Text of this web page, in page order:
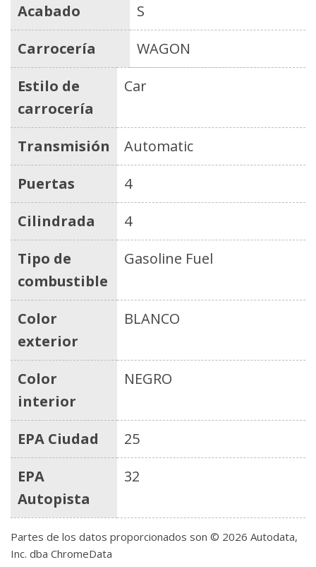
Acabado
S
Carrocería
WAGON
Estilo de
carrocería
Car
Transmisión
Automatic
Puertas
4
Cilindrada
4
Tipo de
combustible
Gasoline Fuel
Color
exterior
BLANCO
Color
interior
NEGRO
EPA Ciudad
25
EPA
Autopista
32
Partes de los datos proporcionados son © 2026 Autodata,
Inc. dba ChromeData